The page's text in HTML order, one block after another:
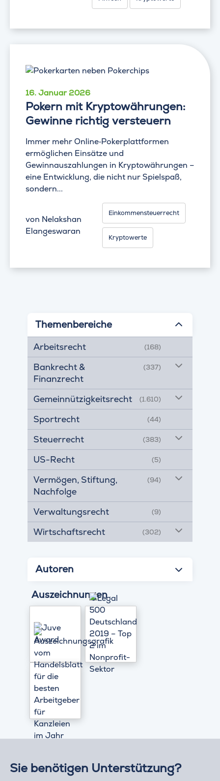
16. Januar 2026
Pokern mit Kryptowährungen:
Gewinne richtig versteuern
Immer mehr Online‑Pokerplattformen
ermöglichen Einsätze und
Gewinnauszahlungen in Kryptowährungen –
eine Entwicklung, die nicht nur Spielspaß,
sondern...
von Nelakshan
Elangeswaran
Einkommensteuerrecht
Kryptowerte
Themenbereiche
Arbeitsrecht (168)
Bankrecht &
Finanzrecht
(337)
Gemeinnützigkeitsrecht (1.610)
Sportrecht (44)
Steuerrecht (383)
US-Recht (5)
Vermögen, Stiftung,
Nachfolge
(94)
Verwaltungsrecht (9)
Wirtschaftsrecht (302)
Autoren
Auszeichnungen
Sie benötigen Unterstützung?